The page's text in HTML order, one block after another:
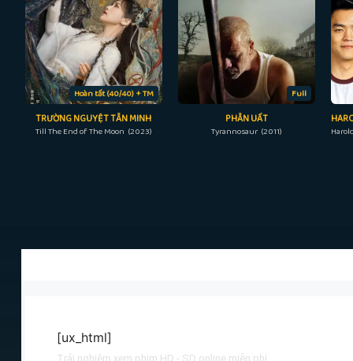
Hoàn tất (40/40) + TM
TRƯỜNG NGUYỆT TẪN MINH
Till The End of The Moon (2023)
Full
PHẪN UẤT
Tyrannosaur (2011)